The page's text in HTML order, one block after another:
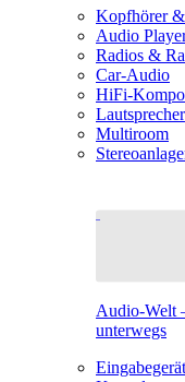
Kopfhörer &
Audio
Radios &
Car-Audio
HiFi-
Lautsprecher
Multiroom
Audio-Welt
unterwegs